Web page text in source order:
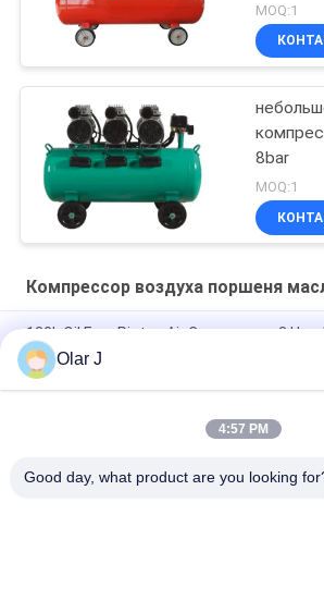
MOQ:1
8bar
MOQ:1
Компрессор воздуха поршеня
180L Oil Free Piston Air Compressor 3
Type
7.5KW Silent Oil Free Compressor Blue
Olar J
4:57 PM
Good day, what product are you looking